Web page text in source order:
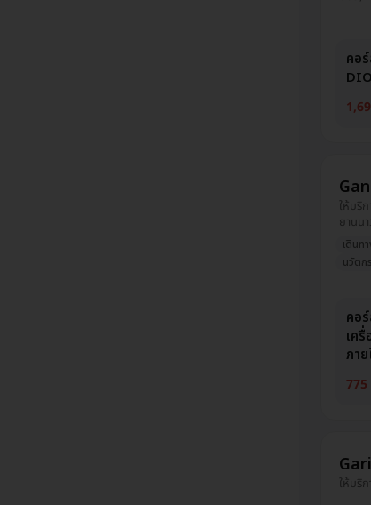
คอ
ให้บริ
ยานน
สมุทร
บางก
บางพ
นคร
เดินท
นวัตก
คอ
เค
ภา
775
ให้บริ